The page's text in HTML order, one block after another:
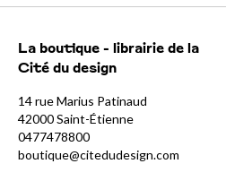
La boutique - librairie de la
Cité du design
14 rue Marius Patinaud
42000 Saint-Étienne
0477478800
boutique@citedudesign.com